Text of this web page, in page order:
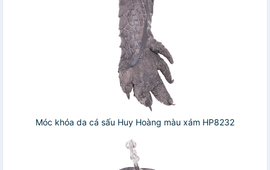
Móc khóa da cá sấu Huy Hoàng màu xám HP8232